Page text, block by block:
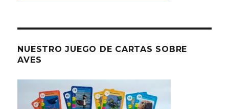
NUESTRO JUEGO DE CARTAS SOBRE
AVES